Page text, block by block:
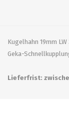
Kugelhahn 19mm LW
Geka-
Lieferfrist: